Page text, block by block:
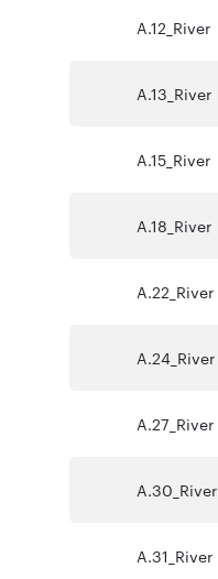
A.12_River
A.13_River
A.15_River
A.18_River
A.22_River
A.24_River
A.27_River
A.30_River
A.31_River